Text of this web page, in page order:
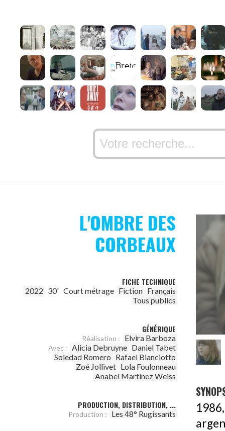
L'OMBRE DES
CORBEAUX
FICHE TECHNIQUE
2022 30' Court métrage Fiction Français
Tous publics
GÉNÉRIQUE
Réalisation : Elvira Barboza
Avec : Alicia Debruyne Daniel Tabet
Soledad Romero Rafael Bianciotto
Zoé Jollivet Lola Foulonneau
Anabel Martinez Weiss
PRODUCTION, DISTRIBUTION, ...
Production : Les 48° Rugissants